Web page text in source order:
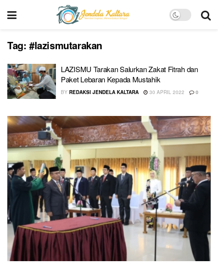
Tag: #lazismutarakan
LAZISMU Tarakan Salurkan Zakat Fitrah dan
Paket Lebaran Kepada Mustahik
BY REDAKSI JENDELA KALTARA 30 APRIL 2022 0